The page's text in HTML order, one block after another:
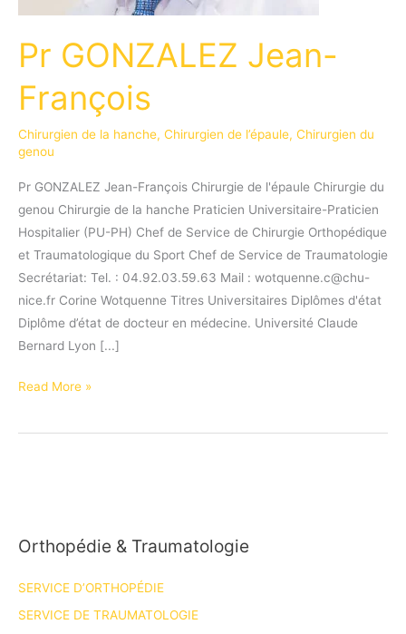
Pr GONZALEZ Jean-
François
Chirurgien de la hanche, Chirurgien de l’épaule, Chirurgien du
genou
Pr GONZALEZ Jean-François Chirurgie de l'épaule Chirurgie du
genou Chirurgie de la hanche Praticien Universitaire-Praticien
Hospitalier (PU-PH) Chef de Service de Chirurgie Orthopédique
et Traumatologique du Sport Chef de Service de Traumatologie
Secrétariat: Tel. : 04.92.03.59.63 Mail : wotquenne.c@chu-
nice.fr Corine Wotquenne Titres Universitaires Diplômes d'état
Diplôme d’état de docteur en médecine. Université Claude
Bernard Lyon [...]
Pr
Jean-
Read More »
Orthopédie & Traumatologie
SERVICE D’ORTHOPÉDIE
SERVICE DE TRAUMATOLOGIE